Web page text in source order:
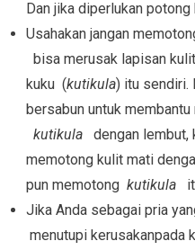
Dan jika diperlukan potong
Usahakan jangan
bisa merusak lapisan
kuku (kutikula) itu sendiri.
bersabun untuk
kutikuladengan lembut,
memotong kulit mati
pun memotong kutikulaitu
Jika Anda sebagai pria
menutupi kerusakanpada